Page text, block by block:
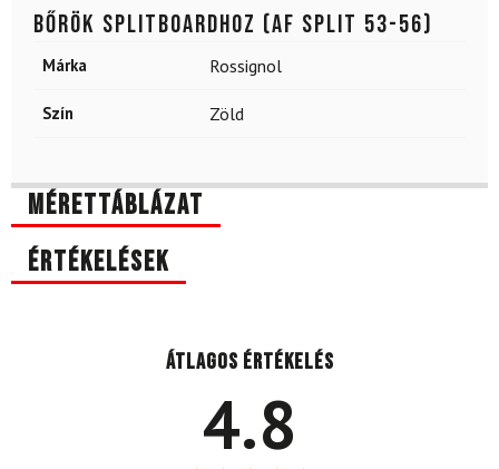
bőrök splitboardhoz (AF Split 53-56)
Márka Rossignol
Szín Zöld
Mérettáblázat
Értékelések
Átlagos értékelés
4.8